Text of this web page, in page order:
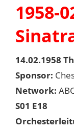
1958-
14.02.1958
Sponsor:
Network:
S01 E18